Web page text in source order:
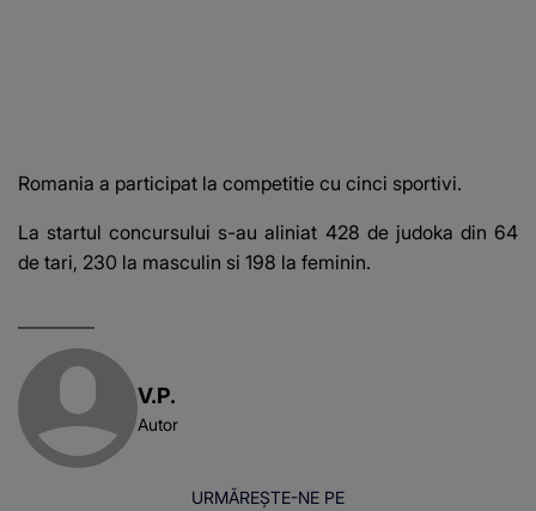
Romania a participat la competitie cu cinci sportivi.
La startul concursului s-au aliniat 428 de judoka din 64
de tari, 230 la masculin si 198 la feminin.
V.P.
Autor
URMĂREȘTE-NE PE